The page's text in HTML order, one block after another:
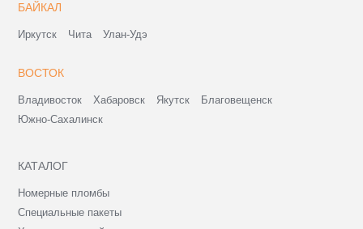
БАЙКАЛ
Иркутск Чита Улан-Удэ
ВОСТОК
Владивосток Хабаровск Якутск
Благовещенск
Южно-Сахалинск
КАТАЛОГ
Номерные пломбы
Специальные пакеты